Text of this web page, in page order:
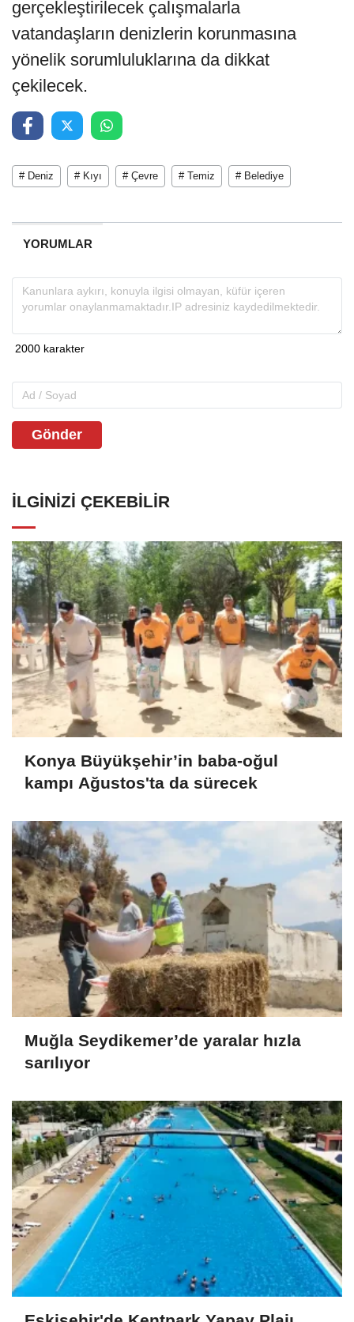
gerçekleştirilecek çalışmalarla
vatandaşların denizlerin korunmasına
yönelik sorumluluklarına da dikkat
çekilecek.
# Deniz # Kıyı # Çevre # Temiz # Belediye
YORUMLAR
Gönder
İLGINIZI ÇEKEBILIR
Konya Büyükşehir’in baba-oğul
kampı Ağustos'ta da sürecek
Muğla Seydikemer’de yaralar hızla
sarılıyor